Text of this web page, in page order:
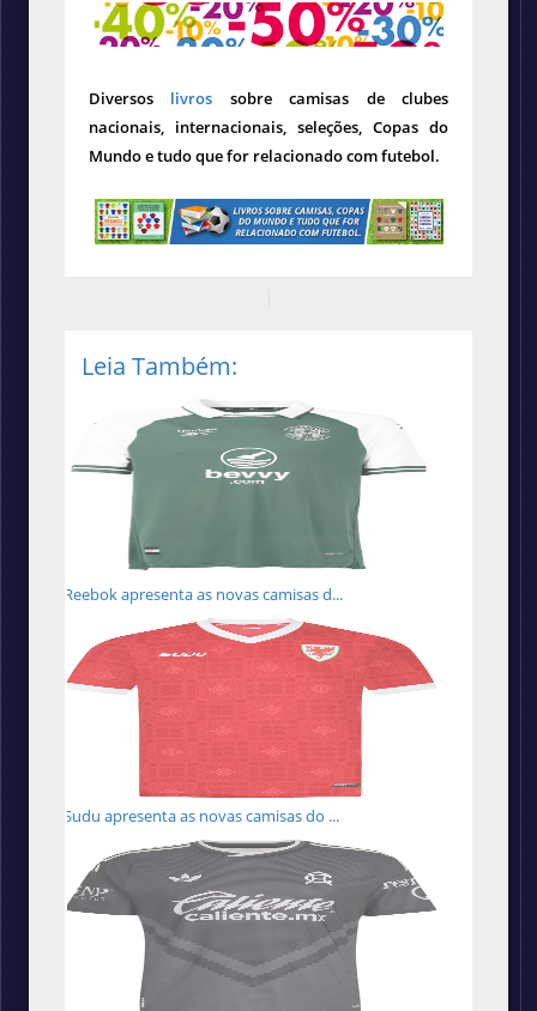
Diversos livros sobre camisas de clubes
nacionais, internacionais, seleções, Copas do
Mundo e tudo que for relacionado com futebol.
Leia Também:
Reebok apresenta as novas camisas d...
Sudu apresenta as novas camisas do ...